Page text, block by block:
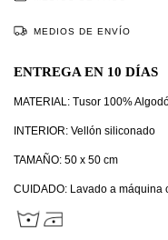
MEDIOS DE ENVÍO
ENTREGA EN 10 DÍAS
MATERIAL: Tusor 100%
INTERIOR: Vellón siliconado
TAMAÑO: 50 x 50 cm
CUIDADO: Lavado a máquina